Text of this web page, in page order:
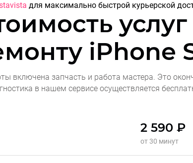
для максимально быстрой курьерской
услуг
iPhone
включена запчасть и работа мастера. Это
в нашем сервисе осуществляется
2 590 ₽
от 30 минут